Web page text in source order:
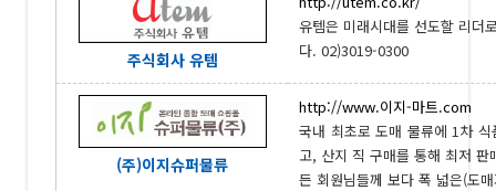
주식회사 유템
유템은 미래시대를 선도할 리더
다. 02)3019-0300
(주)이지슈퍼물류
http://www.이지-마트.com
국내 최초로 도매 물류에 1차
고, 산지 직 구매를 통해 최저
든 회원님들께 보다 폭 넓은(도